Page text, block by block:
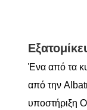
Ένα από τα
από την
υποστήριξη